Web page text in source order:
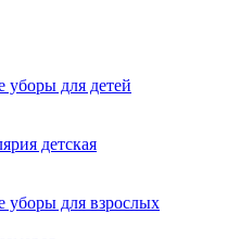
уборы для детей
детская
уборы для взрослых